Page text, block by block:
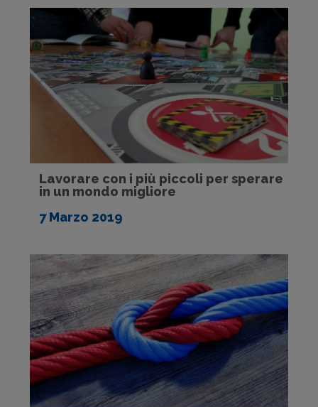
Lavorare con i più piccoli per sperare
in un mondo migliore
7 Marzo 2019